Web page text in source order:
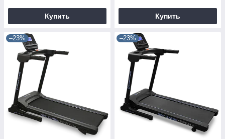
Купить Купить
–23% –23%